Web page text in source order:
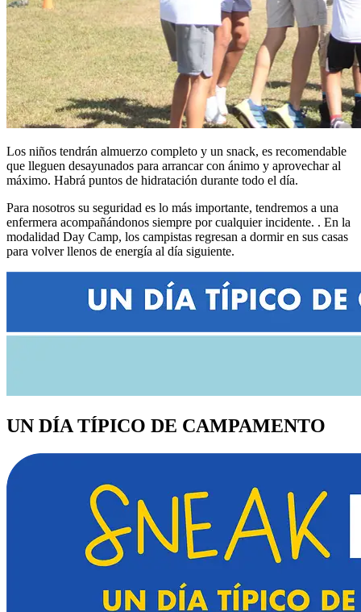
Los niños tendrán almuerzo completo y un snack, es recomendable
que lleguen desayunados para arrancar con ánimo y aprovechar al
máximo. Habrá puntos de hidratación durante todo el día.
Para nosotros su seguridad es lo más importante, tendremos a una
enfermera acompañándonos siempre por cualquier incidente. . En la
modalidad Day Camp, los campistas regresan a dormir en sus casas
para volver llenos de energía al día siguiente.
UN DÍA TÍPICO DE CAMPAMENTO